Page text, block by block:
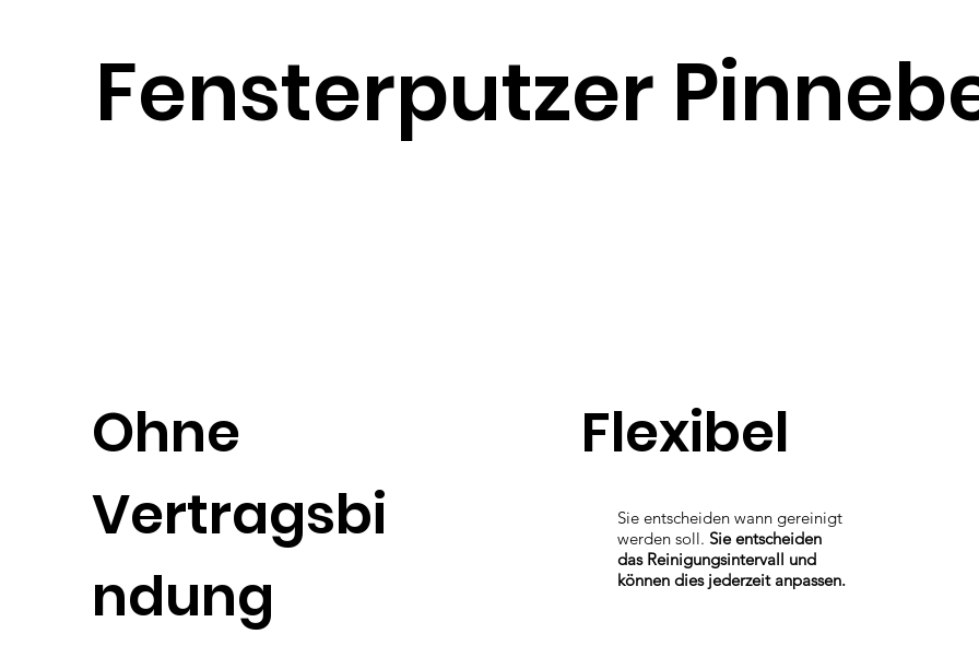
Fensterputzer
Ohne
Vertragsbi
ndung
Flexibel
Sie entscheiden wann gereinigt
werden soll.Sie entscheiden
das Reinigungsintervall und
können dies jederzeit anpassen.